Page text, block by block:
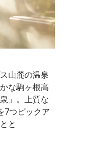
山麓の温泉
な駒ヶ根高
」。上質な
7つピックア
と